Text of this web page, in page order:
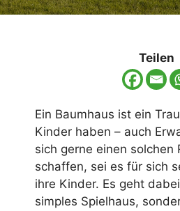
Teilen
Ein Baumhaus ist ein
Kinder haben – auch
sich gerne einen solchen
schaffen, sei es für sich
ihre Kinder. Es geht
simples Spielhaus,